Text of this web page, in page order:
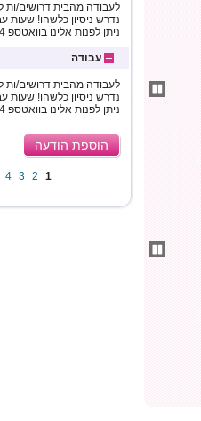
לעבודה מהבית דרושים/ות
ניתן לפנות אלינו בוואטספ 052-4313764 יעל
עבודה
לעבודה מהבית דרושים/ות
ניתן לפנות אלינו בוואטספ 052-4313764 יעל
הוספת הודעה
1
2
3
4